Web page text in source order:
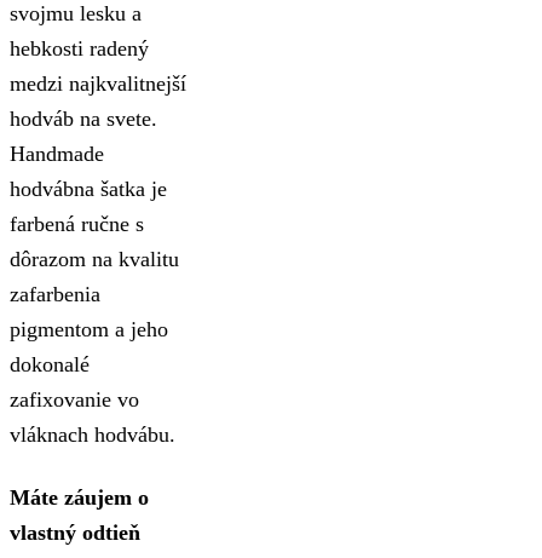
svojmu lesku a
hebkosti radený
medzi najkvalitnejší
hodváb na svete.
Handmade
hodvábna šatka je
farbená ručne s
dôrazom na kvalitu
zafarbenia
pigmentom a jeho
dokonalé
zafixovanie vo
vláknach hodvábu.
Máte záujem o
vlastný odtieň